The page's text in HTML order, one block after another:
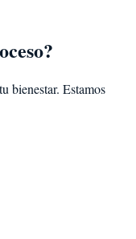
bienestar. Estamos